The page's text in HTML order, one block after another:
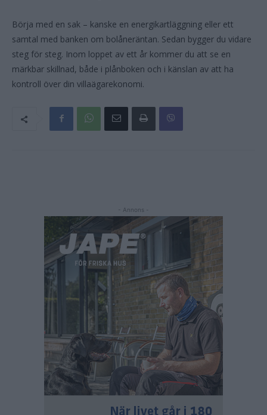
Börja med en sak – kanske en energikartläggning eller ett
samtal med banken om bolåneräntan. Sedan bygger du vidare
steg för steg. Inom loppet av ett år kommer du att se en
märkbar skillnad, både i plånboken och i känslan av att ha
kontroll över din villaägarekonomi.
- Annons -